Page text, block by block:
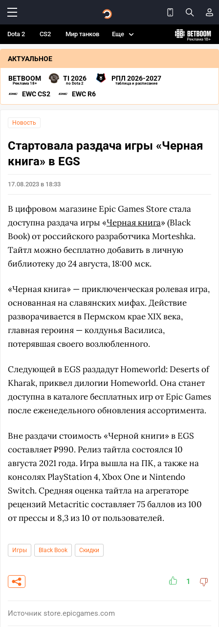
Dota 2 CS2 Мир танков Еще
АКТУАЛЬНОЕ
BETBOOM
Реклама 18+
TI 2026
по Dota 2
РПЛ 2026-2027
таблица и расписание
EWC CS2 EWC R6
Новость
Стартовала раздача игры «Черная
книга» в EGS
17.08.2023 в 18:33
В цифровом магазине Epic Games Store стала
доступна раздача игры «Черная книга» (Black
Book) от российского разработчика Morteshka.
Тайтл можно бесплатно добавить в личную
библиотеку до 24 августа, 18:00 мск.
«Черная книга» — приключенческая ролевая игра,
основанная на славянских мифах. Действие
разворачивается в Пермском крае XIX века,
главная героиня — колдунья Василиса,
потерявшая своего возлюбленного.
Следующей в EGS раздадут Homeworld: Deserts of
Kharak, приквел дилогии Homeworld. Она станет
доступна в каталоге бесплатных игр от Epic Games
после еженедельного обновления ассортимента.
Вне раздачи стоимость «Черной книги» в EGS
составляет ₽990. Релиз тайтла состоялся 10
августа 2021 года. Игра вышла на ПК, а также на
консолях PlayStation 4, Xbox One и Nintendo
Switch. Средняя оценка тайтла на агрегаторе
рецензий Metacritic составляет 75 баллов из 100
от прессы и 8,3 из 10 от пользователей.
Игры Black Book Скидки
1
Источник store.epicgames.com